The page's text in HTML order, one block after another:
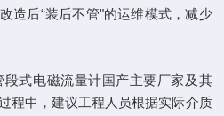
造后“装后不管"的运维模式，减少
段式电磁流量计国产主要厂家及其
程中，建议工程人员根据实际介质